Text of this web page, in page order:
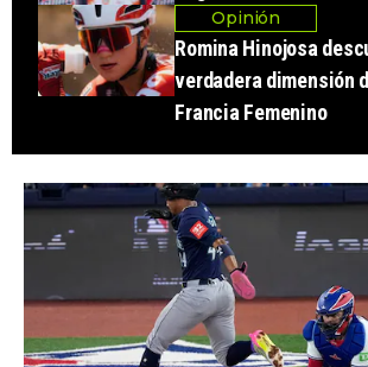
Opinión
Romina Hinojosa
verdadera dimensión
Francia Femenino